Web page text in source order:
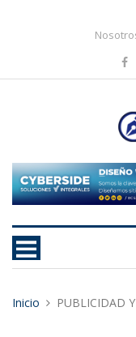
Inicio PUBLICIDAD